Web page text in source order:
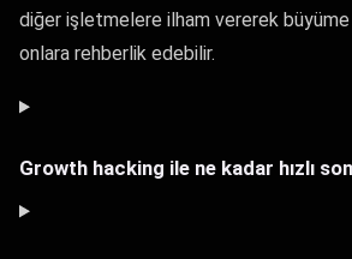
diğer işletmelere ilham vererek büyüme
onlara rehberlik edebilir.
Growth hacking ile ne kadar hızlı